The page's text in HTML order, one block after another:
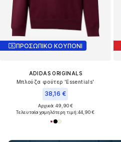
ΠΡΟΣΩΠΙΚΟ ΚΟΥΠΟΝΙ
ADIDAS ORIGINALS
Μπλούζα φούτερ 'Essentials'
38,16 €
Αρχικά: 49,90 €
Τελευταία χαμηλότερη τιμή:44,90 €